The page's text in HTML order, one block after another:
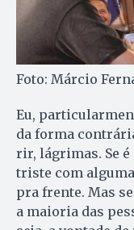
Foto: Márcio
Eu,
da forma
rir, lágrimas. Se
triste com
pra frente. Mas
a maioria das